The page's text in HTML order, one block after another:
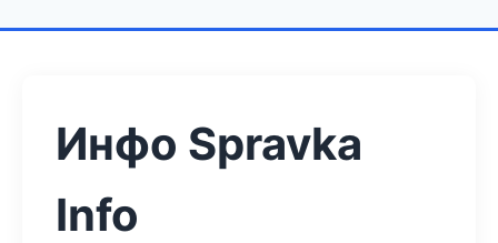
Инфо Spravka
Info